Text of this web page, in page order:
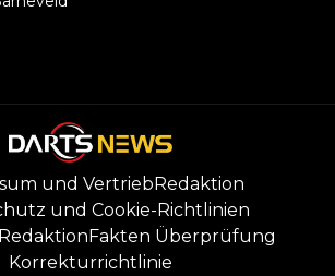
und VertriebRedaktion
und Cookie-Richtlinien
Fakten Überprüfung
Korrekturrichtlinie